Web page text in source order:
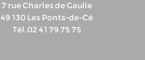
7 rue Charles de Gaulle
49 130 Les Ponts-de-Cé
Tél. 02 41 79 75 75